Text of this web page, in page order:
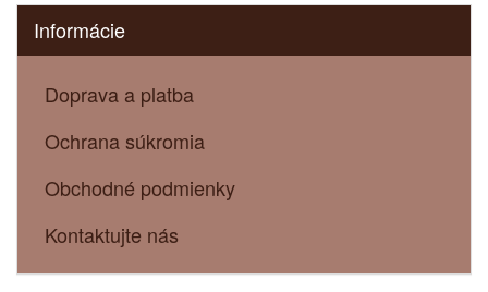
Informácie
Doprava a platba
Ochrana súkromia
Obchodné podmienky
Kontaktujte nás